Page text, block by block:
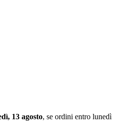
13 agosto, se ordini entro lunedì